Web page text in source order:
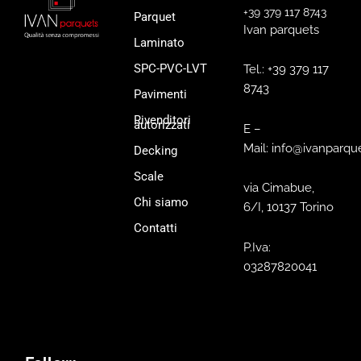
Parquet
Laminato
SPC-PVC-LVT
Pavimenti
Rivenditori
autorizzati
Decking
Scale
Chi siamo
Contatti
+39 379 117 8743
Ivan parquets
Tel.: +39 379 117
8743
E –
Mail:
via Cimabue,
6/I, 10137 Torino
P.Iva:
03287820041